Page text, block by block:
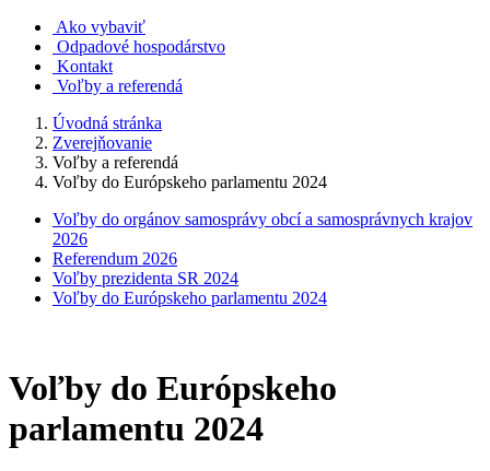
Ako vybaviť
Odpadové hospodárstvo
Kontakt
Voľby a referendá
Úvodná stránka
Zverejňovanie
Voľby a referendá
Voľby do Európskeho parlamentu 2024
Voľby do orgánov samosprávy obcí a samosprávnych krajov
2026
Referendum 2026
Voľby prezidenta SR 2024
Voľby do Európskeho parlamentu 2024
Voľby do Európskeho
parlamentu 2024